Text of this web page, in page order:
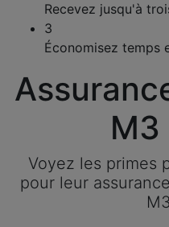
Recevez jusqu'à
3
Économisez temps
Voyez les primes
pour leur